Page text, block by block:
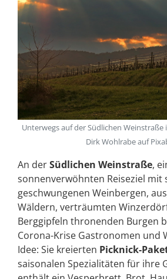
Unterwegs auf der Südlichen
Dirk Wohlrabe auf
An derSüdlichen Weinstraße,
sonnenverwöhnten Reiseziel mit
geschwungenen Weinbergen,
Wäldern, verträumten
Berggipfeln thronenden Burgen
Corona-Krise Gastronomen und
Idee: Sie kreierten Picknick-
saisonalen Spezialitäten für ihre